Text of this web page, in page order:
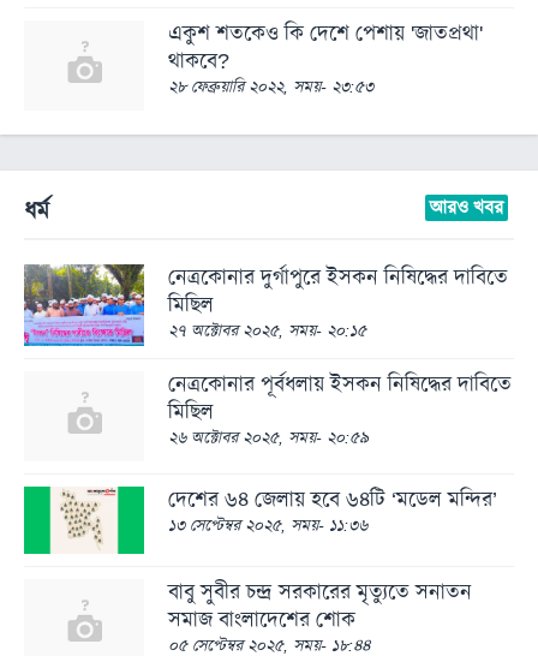
একুশ শতকেও কি দেশে পেশায় 'জাতপ্রথা'
থাকবে?
২৮ ফেব্রুয়ারি ২০২২, সময়- ২৩:৫৩
ধর্ম আরও খবর
নেত্রকোনার দুর্গাপুরে ইসকন নিষিদ্ধের দাবিতে
মিছিল
২৭ অক্টোবর ২০২৫, সময়- ২০:১৫
নেত্রকোনার পূর্বধলায় ইসকন নিষিদ্ধের দাবিতে
মিছিল
২৬ অক্টোবর ২০২৫, সময়- ২০:৫৯
দেশের ৬৪ জেলায় হবে ৬৪টি ‘মডেল মন্দির’
১৩ সেপ্টেম্বর ২০২৫, সময়- ১১:৩৬
বাবু সুবীর চন্দ্র সরকারের মৃত্যুতে সনাতন
সমাজ বাংলাদেশের শোক
০৫ সেপ্টেম্বর ২০২৫, সময়- ১৮:৪৪